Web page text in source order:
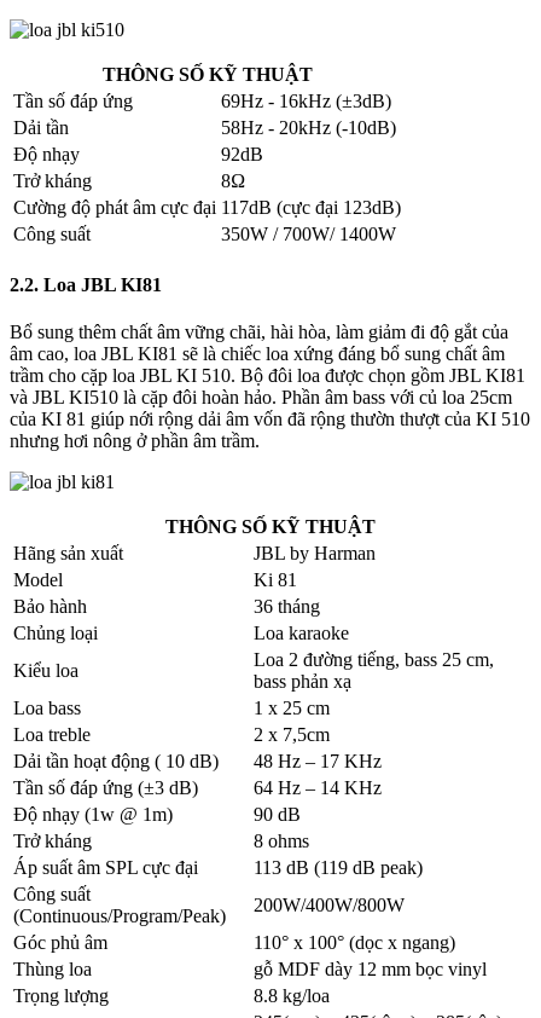
THÔNG SỐ KỸ THUẬT
Tần số đáp ứng
69Hz - 16kHz (±3dB)
Dải tần
58Hz - 20kHz (-10dB)
Độ nhạy
92dB
Trở kháng
8Ω
Cường độ phát âm cực đại 117dB (cực đại 123dB)
Công suất
350W / 700W/ 1400W
2.2. Loa JBL KI81
Bổ sung thêm chất âm vững chãi, hài hòa, làm giảm đi độ gắt của
âm cao, loa JBL KI81 sẽ là chiếc loa xứng đáng bổ sung chất âm
trầm cho cặp loa JBL KI 510. Bộ đôi loa được chọn gồm JBL KI81
và JBL KI510 là cặp đôi hoàn hảo. Phần âm bass với củ loa 25cm
của KI 81 giúp nới rộng dải âm vốn đã rộng thườn thượt của KI 510
nhưng hơi nông ở phần âm trầm.
THÔNG SỐ KỸ THUẬT
Hãng sản xuất
JBL by Harman
Model
Ki 81
Bảo hành
36 tháng
Chủng loại
Loa karaoke
Kiểu loa
Loa 2 đường tiếng, bass 25 cm,
bass phản xạ
Loa bass
1 x 25 cm
Loa treble
2 x 7,5cm
Dải tần hoạt động ( 10 dB)
48 Hz – 17 KHz
Tần số đáp ứng (±3 dB)
64 Hz – 14 KHz
Độ nhạy (1w @ 1m)
90 dB
Trở kháng
8 ohms
Áp suất âm SPL cực đại
113 dB (119 dB peak)
Công suất
(Continuous/Program/Peak)
200W/400W/800W
Góc phủ âm
110° x 100° (dọc x ngang)
Thùng loa
gỗ MDF dày 12 mm bọc vinyl
Trọng lượng
8.8 kg/loa